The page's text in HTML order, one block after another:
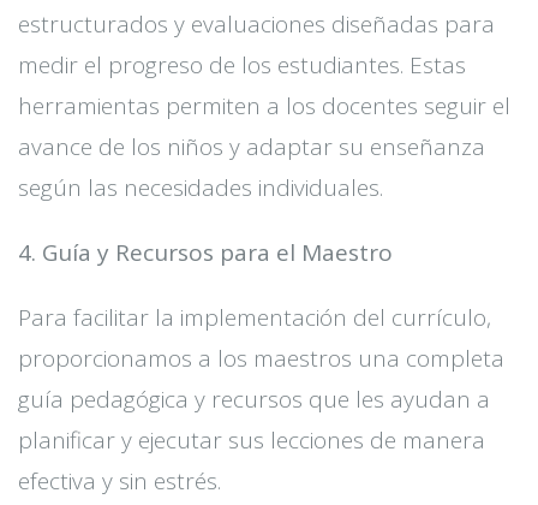
estructurados y evaluaciones diseñadas para
medir el progreso de los estudiantes. Estas
herramientas permiten a los docentes seguir el
avance de los niños y adaptar su enseñanza
según las necesidades individuales.
4. Guía y Recursos para el Maestro
Para facilitar la implementación del currículo,
proporcionamos a los maestros una completa
guía pedagógica y recursos que les ayudan a
planificar y ejecutar sus lecciones de manera
efectiva y sin estrés.